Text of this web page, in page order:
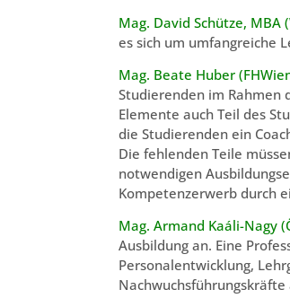
Mag. David Schütze, MBA
es sich um umfangreiche
Mag. Beate Huber
Studierenden im Rahmen
Elemente auch Teil des
die Studierenden ein
Die fehlenden Teile
notwendigen
Kompetenzerwerb durch
Mag. Armand Kaáli-Nagy
Ausbildung an. Eine
Personalentwicklung,